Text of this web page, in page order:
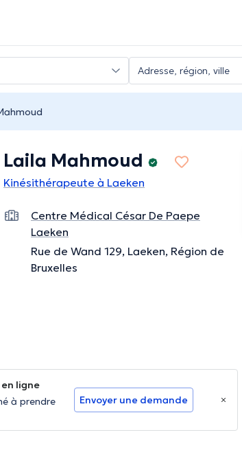
Laila Mahmoud
Kinésithérapeute à Laeken
Centre Médical César De Paepe
Laeken
Rue de Wand 129, Laeken, Région de
Bruxelles
ligne
à prendre
Envoyer une demande